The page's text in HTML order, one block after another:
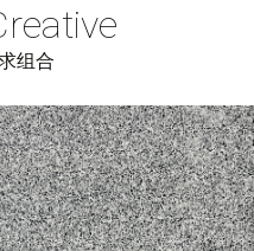
reative
组合